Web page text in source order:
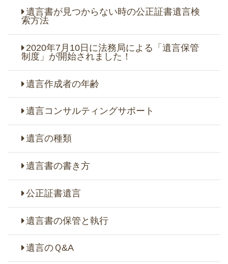
遺言書が見つからない時の公正証書遺言検
索方法
2020年7月10日に法務局による「遺言保管
制度」が開始されました！
遺言作成者の年齢
遺言コンサルティングサポート
遺言の種類
遺言書の書き方
公正証書遺言
遺言書の保管と執行
遺言のＱ&A